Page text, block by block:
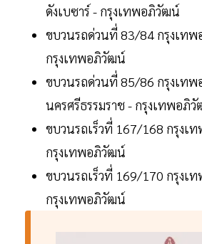
ดังเบซาร์ - กรุงเทพอภิวัฒน์
ขบวนรถด่วนที่ 83/84 กรุงเทพ
กรุงเทพอภิวัฒน์
ขบวนรถด่วนที่ 85/86 กรุงเท
นครศรีธรรมราช - กรุงเทพอภิ
ขบวนรถเร็วที่ 167/168 กรุงเ
กรุงเทพอภิวัฒน์
ขบวนรถเร็วที่ 169/170 กรุงเ
กรุงเทพอภิวัฒน์